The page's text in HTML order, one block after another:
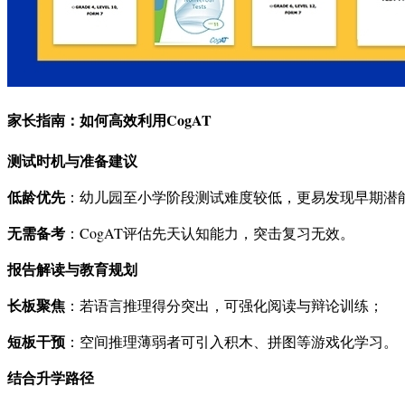
家长指南：如何高效利用CogAT
测试时机与准备建议
低龄优先：幼儿园至小学阶段测试难度较低，更易发现早期潜
无需备考 ：CogAT评估先天认知能力，突击复习无效。
报告解读与教育规划
长板聚焦 ：若语言推理得分突出，可强化阅读与辩论训练；
短板干预 ：空间推理薄弱者可引入积木、拼图等游戏化学习。
结合升学路径